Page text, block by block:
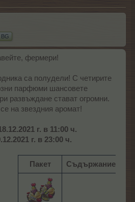
фермери!
са полудели! С четирите
парфюми шансовете
развъждане стават огромни.
на звездния аромат!
г. в 11:00 ч.
г. в 23:00 ч.
Пакет Съдържание